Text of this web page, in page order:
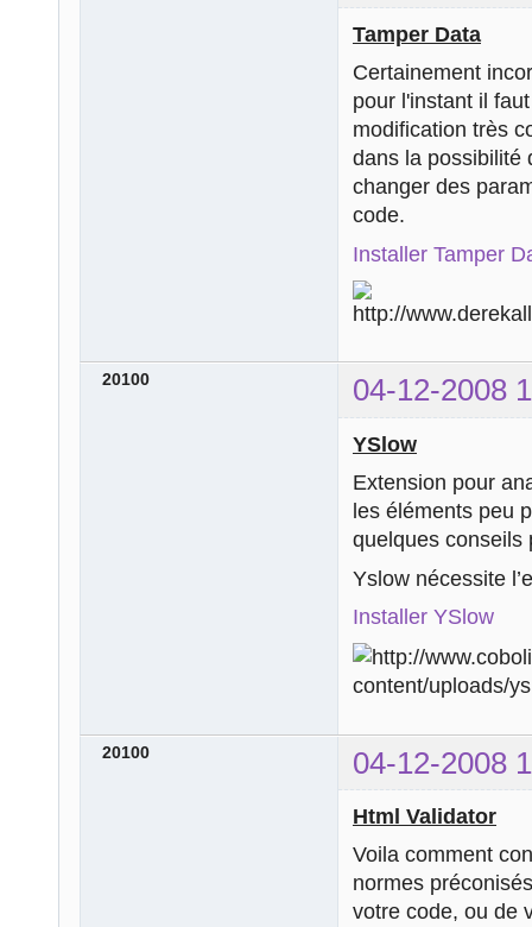
Tamper Data
Certainement
pour l'instant il
modification très
dans la possibilité
changer des
code.
Installer Tamper
20100 04-12-2008
YSlow
Extension pour
les éléments peu
quelques conseils
Yslow nécessite
Installer YSlow
20100 04-12-2008
Html Validator
Voila comment
normes
votre code, ou de